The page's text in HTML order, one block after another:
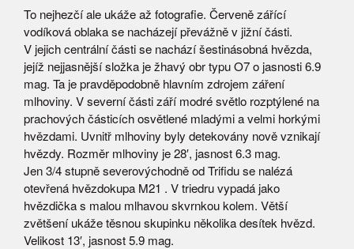
To nejhezčí ale ukáže až fotografie. Červeně zářící
vodíková oblaka se nacházejí převážně v jižní části.
V jejich centrální části se nachází šestinásobná hvězda,
jejíž nejjasnější složka je žhavý obr typu O7 o jasnosti 6.9
mag. Ta je pravděpodobně hlavním zdrojem záření
mlhoviny. V severní části září modré světlo rozptýlené na
prachových částicích osvětlené mladými a velmi horkými
hvězdami. Uvnitř mlhoviny byly detekovány nově vznikají
hvězdy. Rozměr mlhoviny je 28′, jasnost 6.3 mag.
Jen 3/4 stupně severovýchodně od Trifidu se nalézá
otevřená hvězdokupa M21 . V triedru vypadá jako
hvězdička s malou mlhavou skvrnkou kolem. Větší
zvětšení ukáže těsnou skupinku několika desítek hvězd.
Velikost 13′, jasnost 5.9 mag.